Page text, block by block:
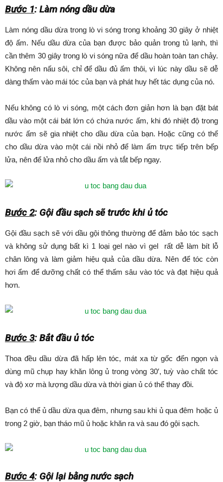
Bước 1: Làm nóng dầu dừa
Làm nóng dầu dừa trong lò vi sóng trong khoảng 30 giây ở nhiệt
độ ấm. Nếu dầu dừa của bạn được bảo quản trong tủ lạnh, thì
cần thêm 30 giây trong lò vi sóng nữa để dầu hoàn toàn tan chảy.
Không nên nấu sôi, chỉ để dầu đủ ấm thôi, vì lúc này dầu sẽ dễ
dàng thấm vào mái tóc của bạn và phát huy hết tác dụng của nó.
Nếu không có lò vi sóng, một cách đơn giản hơn là bạn đặt bát
dầu vào một cái bát lớn có chứa nước ấm, khi đó nhiệt độ trong
nước ấm sẽ gia nhiệt cho dầu dừa của bạn. Hoặc cũng có thể
cho dầu dừa vào một cái nồi nhỏ để làm ấm trực tiếp trên bếp
lửa, nên để lửa nhỏ cho dầu ấm và tắt bếp ngay.
Bước 2: Gội đầu sạch sẽ trước khi ủ tóc
Gội đầu sạch sẽ với dầu gội thông thường để đảm bảo tóc sạch
và không sử dụng bất kì 1 loại gel nào vì gel rất dễ làm bít lỗ
chân lông và làm giảm hiệu quả của dầu dừa. Nên để tóc còn
hơi ẩm để dưỡng chất có thể thấm sâu vào tóc và đạt hiệu quả
hơn.
Bước 3: Bắt đầu ủ tóc
Thoa đều dầu dừa đã hấp lên tóc, mát xa từ gốc đến ngọn và
dùng mũ chụp hay khăn lông ủ trong vòng 30′, tuỳ vào chất tóc
và độ xơ mà lượng dầu dừa và thời gian ủ có thể thay đồi.
Bạn có thể ủ dầu dừa qua đêm, nhưng sau khi ủ qua đêm hoặc ủ
trong 2 giờ, bạn tháo mũ ủ hoặc khăn ra và sau đó gội sạch.
Bước 4: Gội lại bằng nước sạch